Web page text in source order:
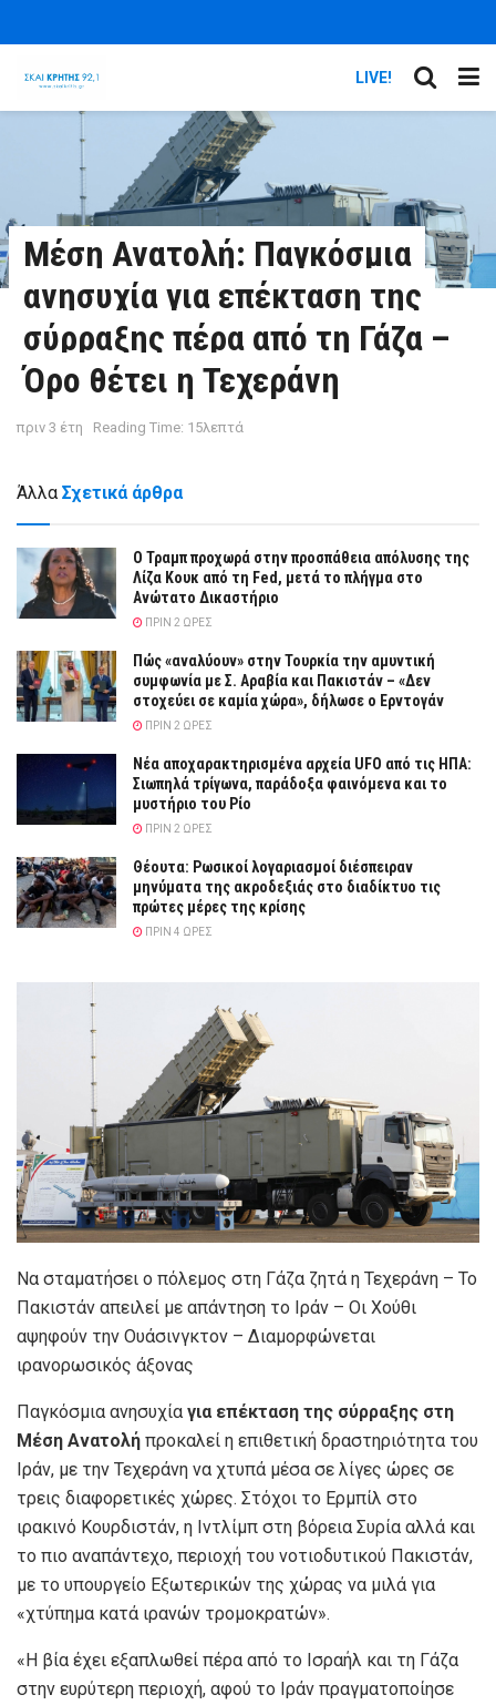
LIVE!
Μέση Ανατολή: Παγκόσμια
ανησυχία για επέκταση της
σύρραξης πέρα από τη Γάζα –
Όρο θέτει η Τεχεράνη
πριν 3 έτη Reading Time: 15λεπτά
Άλλα Σχετικά άρθρα
Ο Τραμπ προχωρά στην προσπάθεια απόλυσης της
Λίζα Κουκ από τη Fed, μετά το πλήγμα στο
Ανώτατο Δικαστήριο
ΠΡΙΝ 2 ΏΡΕΣ
Πώς «αναλύουν» στην Τουρκία την αμυντική
συμφωνία με Σ. Αραβία και Πακιστάν – «Δεν
στοχεύει σε καμία χώρα», δήλωσε ο Ερντογάν
ΠΡΙΝ 2 ΏΡΕΣ
Νέα αποχαρακτηρισμένα αρχεία UFO από τις ΗΠΑ:
Σιωπηλά τρίγωνα, παράδοξα φαινόμενα και το
μυστήριο του Ρίο
ΠΡΙΝ 2 ΏΡΕΣ
Θέουτα: Ρωσικοί λογαριασμοί διέσπειραν
μηνύματα της ακροδεξιάς στο διαδίκτυο τις
πρώτες μέρες της κρίσης
ΠΡΙΝ 4 ΏΡΕΣ
Να σταματήσει ο πόλεμος στη Γάζα ζητά η Τεχεράνη – Το
Πακιστάν απειλεί με απάντηση το Ιράν – Οι Χούθι
αψηφούν την Ουάσινγκτον – Διαμορφώνεται
ιρανορωσικός άξονας
Παγκόσμια ανησυχία για επέκταση της σύρραξης στη
Μέση Ανατολή προκαλεί η επιθετική δραστηριότητα του
Ιράν, με την Τεχεράνη να χτυπά μέσα σε λίγες ώρες σε
τρεις διαφορετικές χώρες. Στόχοι το Ερμπίλ στο
ιρακινό Κουρδιστάν, η Ιντλίμπ στη βόρεια Συρία αλλά και
το πιο αναπάντεχο, περιοχή του νοτιοδυτικού Πακιστάν,
με το υπουργείο Εξωτερικών της χώρας να μιλά για
«χτύπημα κατά ιρανών τρομοκρατών».
«Η βία έχει εξαπλωθεί πέρα από το Ισραήλ και τη Γάζα
στην ευρύτερη περιοχή, αφού το Ιράν πραγματοποίησε